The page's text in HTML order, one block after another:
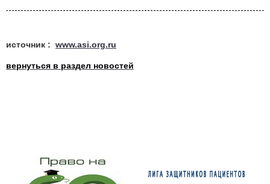
источник : www.asi.org.ru
вернуться в раздел новостей